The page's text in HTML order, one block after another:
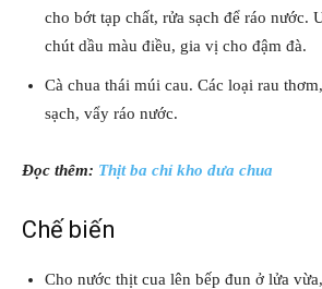
cho bớt tạp chất, rửa sạch để ráo nước.
chút dầu màu điều, gia vị cho đậm đà.
Cà chua thái múi cau. Các loại rau
sạch, vẩy ráo nước.
Đọc thêm: Thịt ba chỉ kho dưa chua
Chế biến
Cho nước thịt cua lên bếp đun ở lửa